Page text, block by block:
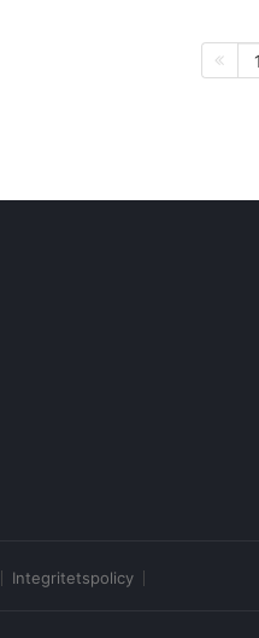
1
Integritetspolicy